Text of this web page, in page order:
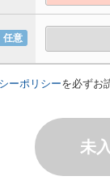
任意
ーポリシーを必ずお
未